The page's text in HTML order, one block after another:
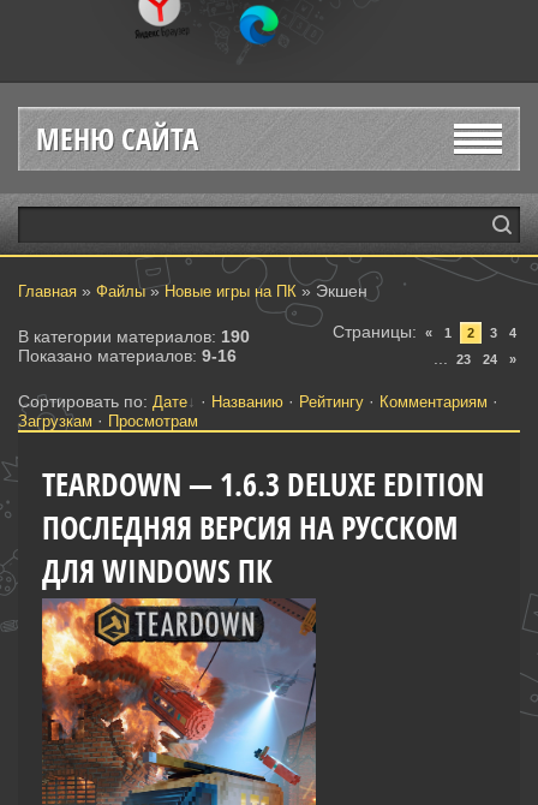
МЕНЮ САЙТА
Главная » Файлы»Новые игры на ПК » Экшен
В категории материалов: 190
Показано материалов: 9-16
Страницы: « 1 2 3 4
23 24 »
Сортировать по: Дате · Названию · Рейтингу · Комментариям ·
Загрузкам · Просмотрам
TEARDOWN — 1.6.3 DELUXE EDITION
ПОСЛЕДНЯЯ ВЕРСИЯ НА РУССКОМ
ДЛЯ WINDOWS ПК